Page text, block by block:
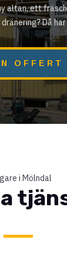
altan, ett
Då
OFFERT
i Mölndal